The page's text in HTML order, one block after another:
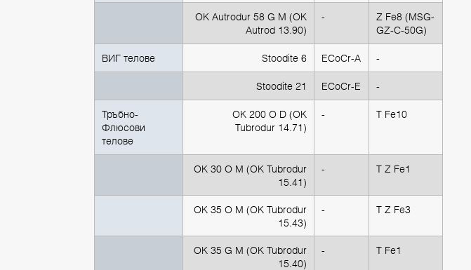
OK Autrodur 58 G M (ОК
Autrod 13.90)
-
Z Fe8 (MSG-
GZ-C-50G)
ВИГ телове Stoodite 6 ECoCr-A -
Stoodite 21 ECoCr-E -
Тръбно-
Флюсови
телове
OK 200 O D (ОК
Tubrodur 14.71)
- T Fe10
OK 30 O M (ОК Tubrodur
15.41)
- T Z Fe1
OK 35 O M (ОК Tubrodur
15.43)
- T Z Fe3
OK 35 G M (ОК Tubrodur
15.40)
- T Fe1